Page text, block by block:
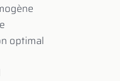
optimal